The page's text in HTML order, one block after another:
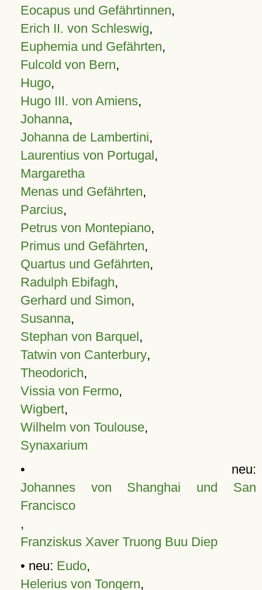
Eocapus und Gefährtinnen,
Erich II. von Schleswig,
Euphemia und Gefährten,
Fulcold von Bern,
Hugo,
Hugo III. von Amiens,
Johanna,
Johanna de Lambertini,
Laurentius von Portugal,
Margaretha
Menas und Gefährten,
Parcius,
Petrus von Montepiano,
Primus und Gefährten,
Quartus und Gefährten,
Radulph Ebifagh,
Gerhard und Simon,
Susanna,
Stephan von Barquel,
Tatwin von Canterbury,
Theodorich,
Vissia von Fermo,
Wigbert,
Wilhelm von Toulouse,
Synaxarium
• neu:
Johannes von Shanghai und San
Francisco
,
Franziskus Xaver Truong Buu Diep
• neu: Eudo,
Helerius von Tongern,